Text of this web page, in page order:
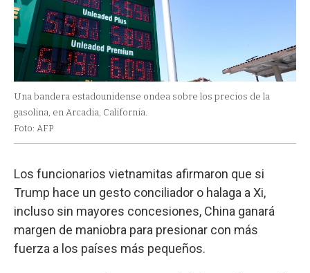
Una bandera estadounidense ondea sobre los precios de la
gasolina, en Arcadia, California.
Foto: AFP
Los funcionarios vietnamitas afirmaron que si
Trump hace un gesto conciliador o halaga a Xi,
incluso sin mayores concesiones, China ganará
margen de maniobra para presionar con más
fuerza a los países más pequeños.